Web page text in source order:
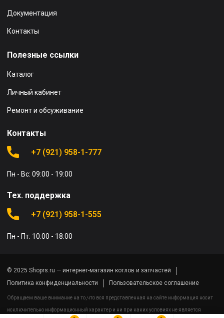
Документация
Контакты
Полезные ссылки
Каталог
Личный кабинет
Ремонт и обсуживание
Контакты
+7 (921) 958-1-777
Пн - Вс: 09:00 - 19:00
Тех. поддержка
+7 (921) 958-1-555
Пн - Пт: 10:00 - 18:00
© 2025 Shoprs.ru — интернет-магазин котлов и запчастей
Политика конфиденциальности
Пользовательское соглашение
Обращаем ваше внимание на то, что вся представленная на сайте информация носит
исключительно информационный характер и ни при каких условиях не является